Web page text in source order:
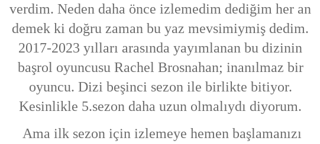
verdim. Neden daha önce izlemedim dediğim her an
demek ki doğru zaman bu yaz mevsimiymiş dedim.
2017-2023 yılları arasında yayımlanan bu dizinin
başrol oyuncusu Rachel Brosnahan; inanılmaz bir
oyuncu. Dizi beşinci sezon ile birlikte bitiyor.
Kesinlikle 5.sezon daha uzun olmalıydı diyorum.
Ama ilk sezon için izlemeye hemen başlamanızı